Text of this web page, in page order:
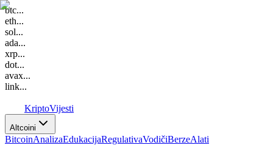
btc...
eth...
sol...
ada...
xrp...
dot...
avax...
link...
KriptoVijesti
Altcoini
BitcoinAnalizaEdukacijaRegulativaVodičiBerzeAlati